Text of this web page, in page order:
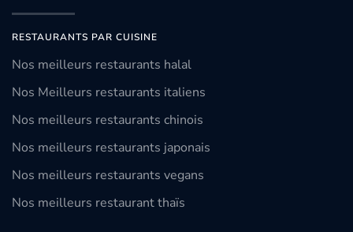
RESTAURANTS PAR CUISINE
Nos meilleurs restaurants halal
Nos Meilleurs restaurants italiens
Nos meilleurs restaurants chinois
Nos meilleurs restaurants japonais
Nos meilleurs restaurants vegans
Nos meilleurs restaurant thaïs